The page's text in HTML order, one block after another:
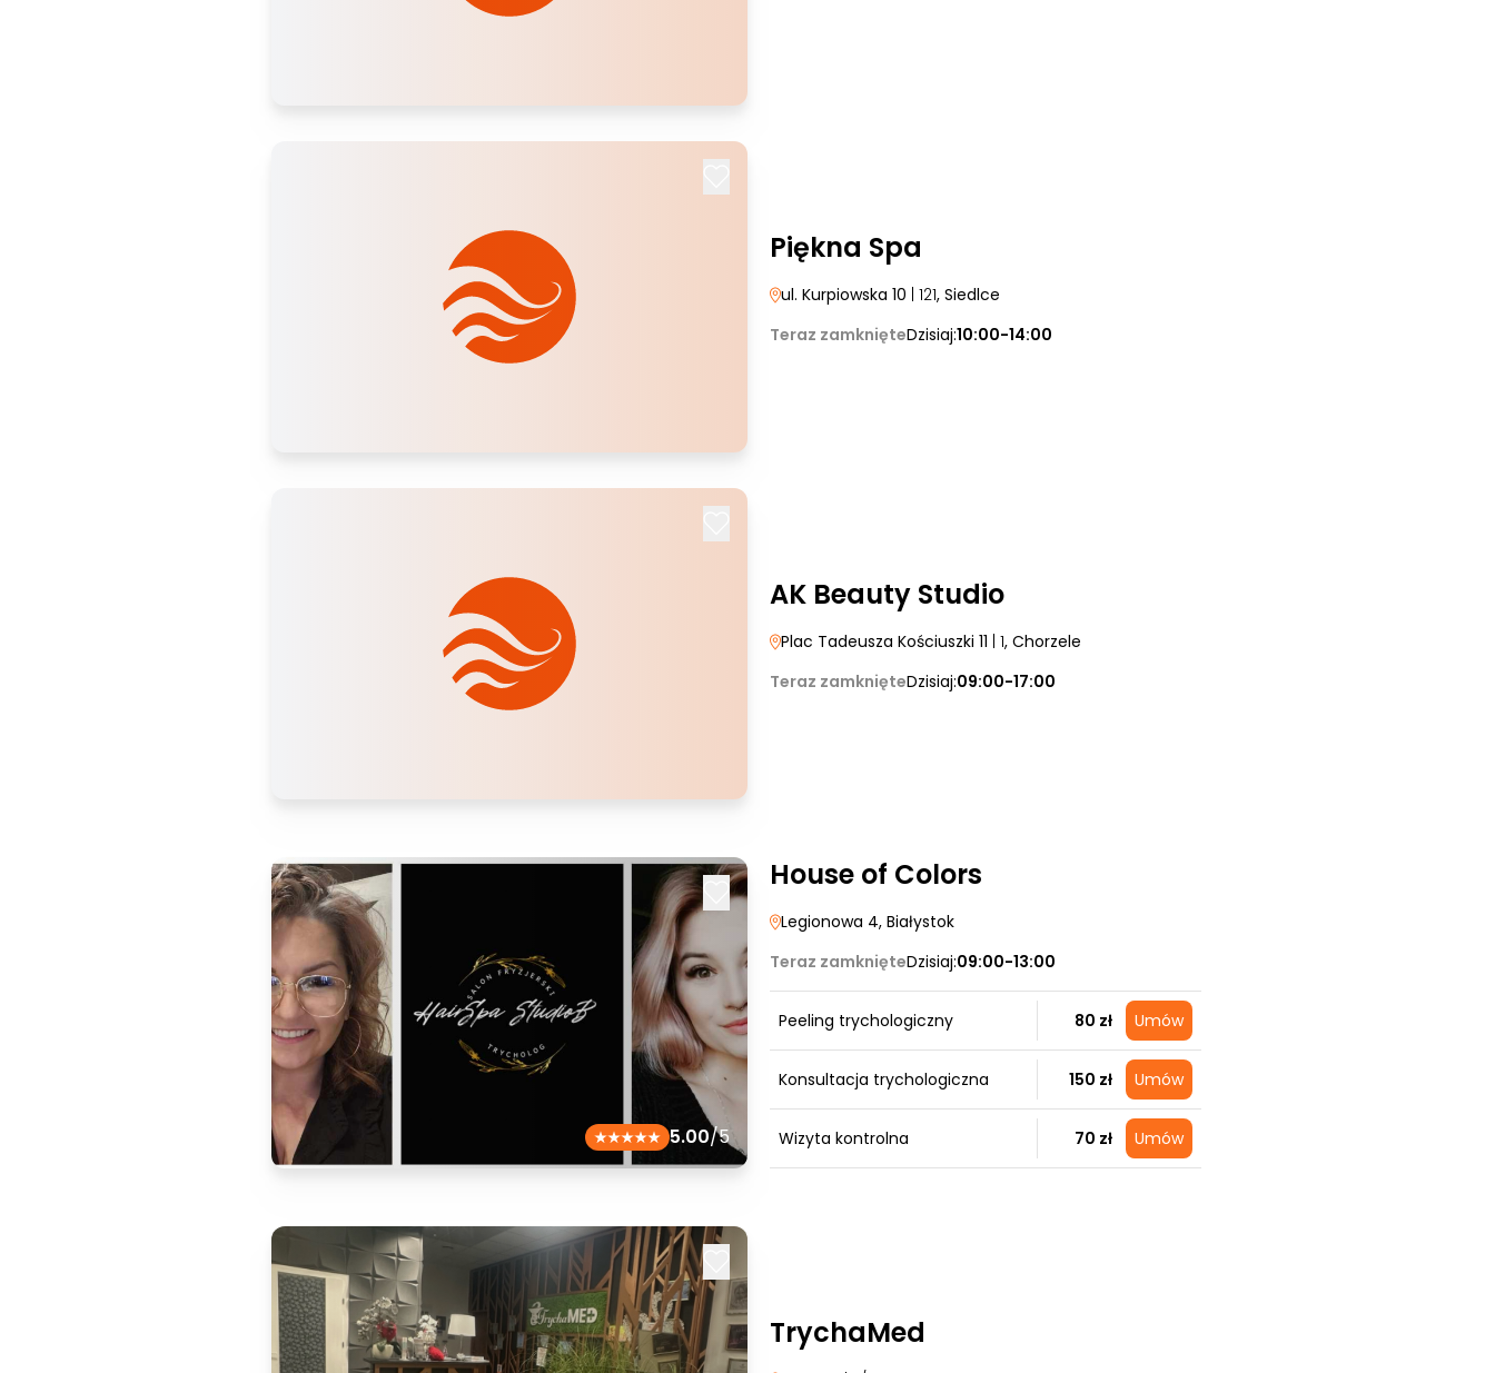
Piękna Spa
ul. Kurpiowska 10 | 121, Siedlce
Teraz zamknięteDzisiaj:10:00-14:00
AK Beauty Studio
Plac Tadeusza Kościuszki 11 | 1, Chorzele
Teraz zamknięteDzisiaj:09:00-17:00
5.00/5
House of Colors
Legionowa 4, Białystok
Teraz zamknięteDzisiaj:09:00-13:00
Peeling trychologiczny 80 zł Umów
Konsultacja trychologiczna 150 zł Umów
Wizyta kontrolna 70 zł Umów
TrychaMed